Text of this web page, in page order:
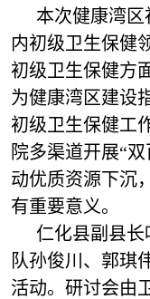
本次健康湾区
内初级卫生保健
初级卫生保健方
为健康湾区建设
初级卫生保健工
院多渠道开展“
动优质资源下沉
有重要意义。
仁化县副县长
队孙俊川、郭琪
活动。研讨会由